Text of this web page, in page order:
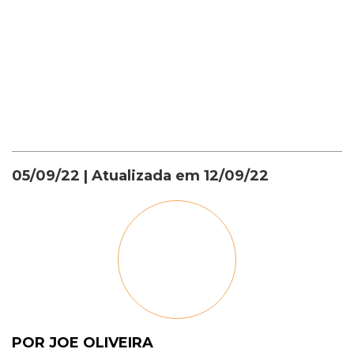
05/09/22 | Atualizada em 12/09/22
POR JOE OLIVEIRA